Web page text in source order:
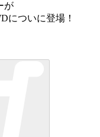
が
についに登場！